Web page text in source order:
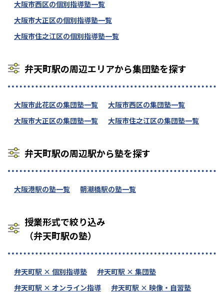
大阪市西区の個別指導塾一覧
大阪市大正区の個別指導塾一覧
大阪市住之江区の個別指導塾一覧
弁天町駅の周辺エリアから集団塾を探す
大阪市此花区の集団塾一覧
大阪市西区の集団塾一覧
大阪市大正区の集団塾一覧
大阪市住之江区の集団塾一覧
弁天町駅の周辺駅から塾を探す
大阪港駅の塾一覧 朝潮橋駅の塾一覧
授業形式で絞り込み
（弁天町駅の塾）
弁天町駅 × 個別指導塾
弁天町駅 × 集団塾
弁天町駅 × オンライン指導
弁天町駅 × 映像・自習塾